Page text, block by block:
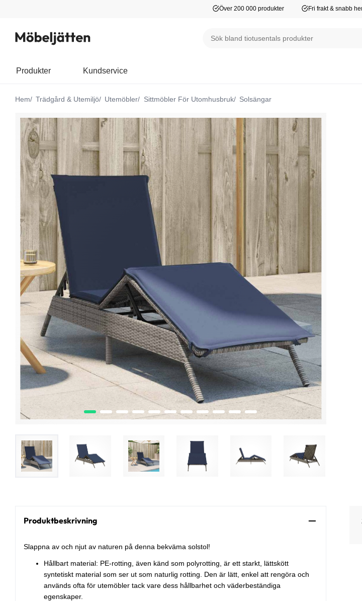
Över 200 000 produkter Fri frakt & snabb
Produkter Kundservice
Hem Trädgård & Utemiljö Utemöbler Sittmöbler För Utomhusbruk Solsängar
Produktbeskrivning
Slappna av och njut av naturen på denna bekväma solstol!
Hållbart material: PE-rotting, även känd som polyrotting, är ett starkt, lättskött
syntetiskt material som ser ut som naturlig rotting. Den är lätt, enkel att rengöra och
används ofta för utemöbler tack vare dess hållbarhet och väderbeständiga
egenskaper.